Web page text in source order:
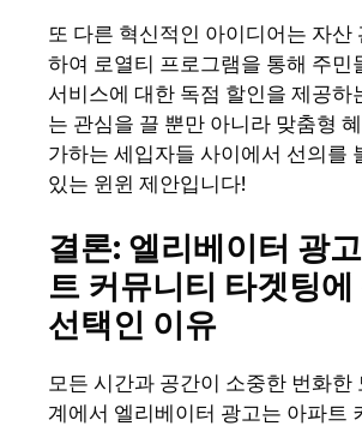
또 다른 혁신적인 아이디어는 자산
하여 로열티 프로그램을 통해 주민
서비스에 대한 독점 할인을 제공하
는 관심을 끌 뿐만 아니라 맞춤형
가하는 세입자들 사이에서 선의를
있는 윈윈 제안입니다!
결론: 엘리베이터 광
트 커뮤니티 타겟팅
선택인 이유
모든 시간과 공간이 소중한 번화한
계에서 엘리베이터 광고는 아파트